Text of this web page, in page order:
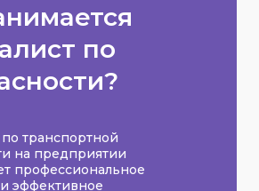
по
транспортной
на предприятии
профессиональное
эффективное